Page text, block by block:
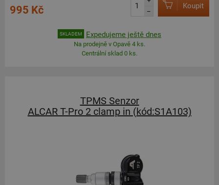
995 Kč
–
Koupit
SKLADEM Expedujeme ještě dnes
Na prodejně v Opavě 4 ks.
Centrální sklad 0 ks.
TPMS Senzor
ALCAR T-Pro 2 clamp in (kód:S1A103)